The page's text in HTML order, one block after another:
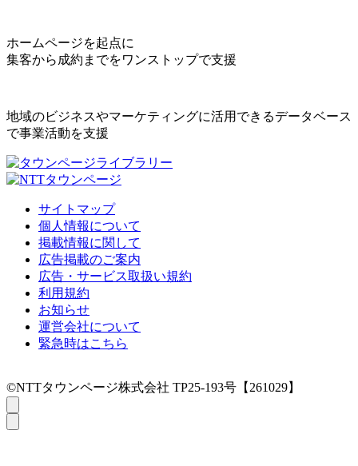
ホームページを起点に
集客から成約までをワンストップで支援
地域のビジネスやマーケティングに活用できるデータベース
で事業活動を支援
サイトマップ
個人情報について
掲載情報に関して
広告掲載のご案内
広告・サービス取扱い規約
利用規約
お知らせ
運営会社について
緊急時はこちら
©NTTタウンページ株式会社 TP25-193号【261029】